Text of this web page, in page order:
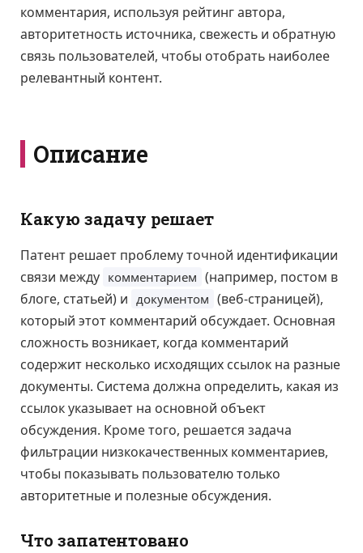
комментария, используя рейтинг автора,
авторитетность источника, свежесть и обратную
связь пользователей, чтобы отобрать наиболее
релевантный контент.
Описание
Какую задачу решает
Патент решает проблему точной идентификации
связи между комментарием (например, постом в
блоге, статьей) и документом (веб-страницей),
который этот комментарий обсуждает. Основная
сложность возникает, когда комментарий
содержит несколько исходящих ссылок на разные
документы. Система должна определить, какая из
ссылок указывает на основной объект
обсуждения. Кроме того, решается задача
фильтрации низкокачественных комментариев,
чтобы показывать пользователю только
авторитетные и полезные обсуждения.
Что запатентовано